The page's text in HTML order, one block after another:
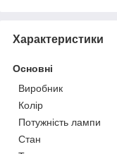
Характеристики
Основні
Виробник
Колір
Потужність лампи
Стан